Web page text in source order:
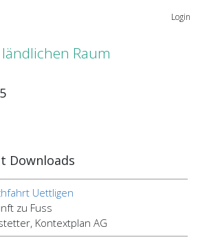
Login
Raum
Downloads
Uettligen
zu Fuss
Kontextplan AG